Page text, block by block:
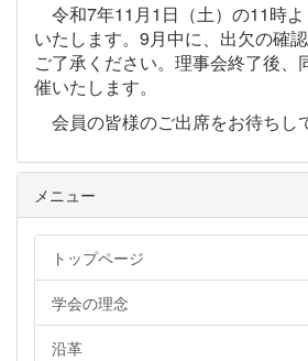
令和7年11月1日（土）の11時
いたします。9月中に、出欠の確
ご了承ください。理事会終了後、
催いたします。
会員の皆様のご出席をお待ちし
メニュー
トップページ
学会の理念
沿革